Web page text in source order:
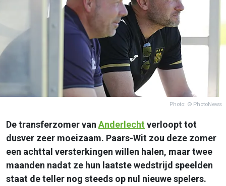
Photo: © PhotoNews
De transferzomer van Anderlecht verloopt tot
dusver zeer moeizaam. Paars-Wit zou deze zomer
een achttal versterkingen willen halen, maar twee
maanden nadat ze hun laatste wedstrijd speelden
staat de teller nog steeds op nul nieuwe spelers.